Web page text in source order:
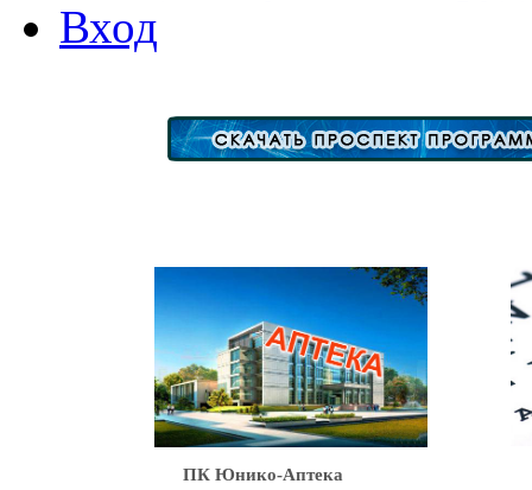
Вход
ПК Юнико-Аптека